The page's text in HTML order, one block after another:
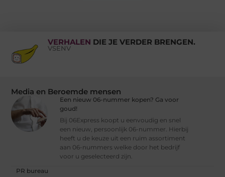
VERHALEN DIE JE VERDER BRENGEN.
VSENV
Media en Beroemde mensen
Een nieuw 06-nummer kopen? Ga voor
goud!
Bij 06Express koopt u eenvoudig en snel
een nieuw, persoonlijk 06-nummer. Hierbij
heeft u de keuze uit een ruim assortiment
aan 06-nummers welke door het bedrijf
voor u geselecteerd zijn.
PR bureau